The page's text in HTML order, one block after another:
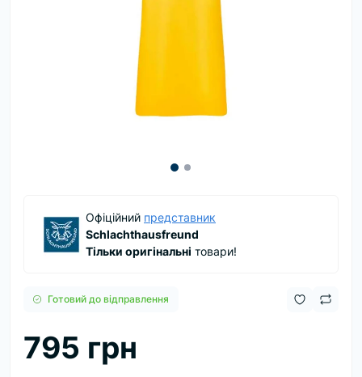
Офіційний представник
Schlachthausfreund
Тільки оригінальні товари!
Готовий до відправлення
795 грн